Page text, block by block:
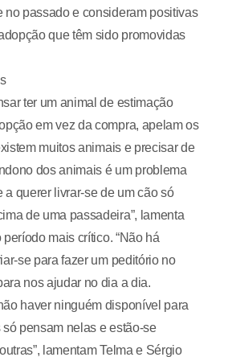
no passado e consideram positivas
que têm sido promovidas
ter um animal de estimação
em vez da compra, apelam os
muitos animais e precisar de
dos animais é um problema
a querer livrar-se de um cão só
de uma passadeira”, lamenta
mais crítico. “Não há
se para fazer um peditório no
nos ajudar no dia a dia.
haver ninguém disponível para
pensam nelas e estão-se
lamentam Telma e Sérgio